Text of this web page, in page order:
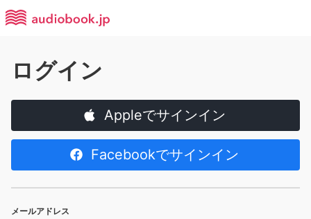
ログイン
Appleでサインイン
Facebookでサインイン
メールアドレス